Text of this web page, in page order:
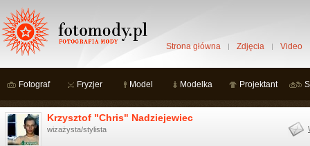
Strona główna Zdjęcia Video
Fotograf Fryzjer Model Modelka Projektant
Krzysztof "Chris" Nadziejewiec
wizażysta/stylista